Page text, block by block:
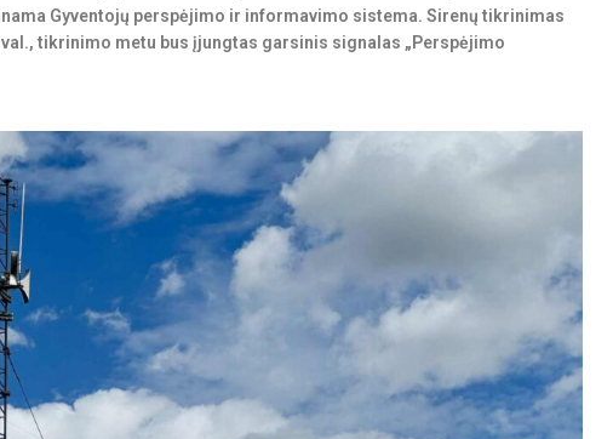
Gyventojų perspėjimo ir informavimo sistema. Sirenų tikrinimas
tikrinimo metu bus įjungtas garsinis signalas „Perspėjimo